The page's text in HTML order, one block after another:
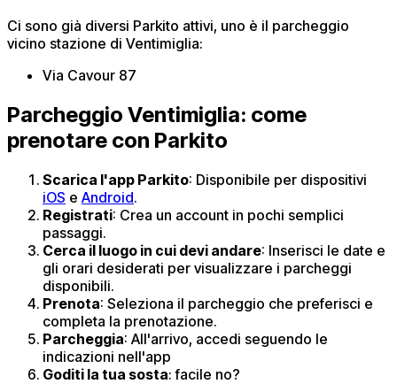
Ci sono già diversi Parkito attivi, uno è il parcheggio
vicino stazione di Ventimiglia:
Via Cavour 87
Parcheggio Ventimiglia: come
prenotare con Parkito
Scarica l'app Parkito: Disponibile per dispositivi
iOS e Android.​
Registrati: Crea un account in pochi semplici
passaggi.​
Cerca il luogo in cui devi andare: Inserisci le date e
gli orari desiderati per visualizzare i parcheggi
disponibili.​
Prenota: Seleziona il parcheggio che preferisci e
completa la prenotazione.​
Parcheggia: All'arrivo, accedi seguendo le
indicazioni nell'app
Goditi la tua sosta: ​facile no?